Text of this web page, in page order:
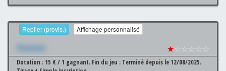
Replier (provis.) Affichage personnalisé
Xxxxxxx ★☆☆☆☆☆
Dotation : 15 € / 1 gagnant. Fin du jeu : Terminé depuis le 12/08/2025.